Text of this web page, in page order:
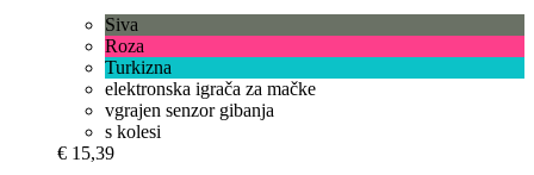
Siva
Roza
Turkizna
elektronska igrača za mačke
vgrajen senzor gibanja
s kolesi
€ 15,39